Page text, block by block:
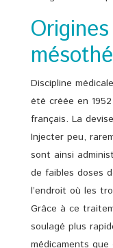
Discipline
été créée en
français. La
Injecter peu,
sont ainsi
de faibles doses
l’endroit où les
Grâce à ce
soulagé plus
médicaments